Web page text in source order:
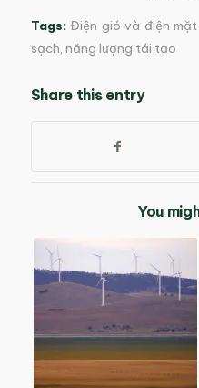
Tags: Điện gió và điện
sạch, năng lượng tái tạo
Share this entry
You